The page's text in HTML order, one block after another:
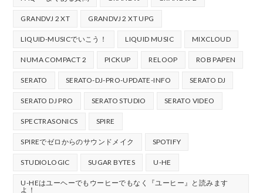
GRANDVJ 2 XT GRANDVJ 2 XT UPG
LIQUID-MUSICでいこう！ LIQUID MUSIC MIXCLOUD
NUMA COMPACT 2 PICKUP RELOOP ROB PAPEN
SERATO SERATO-DJ-PRO-UPDATE-INFO SERATO DJ
SERATO DJ PRO SERATO STUDIO SERATO VIDEO
SPECTRASONICS SPIRE
SPIREでゼロからのサウンドメイク SPOTIFY
STUDIOLOGIC SUGAR BYTES U-HE
U-HEはユーヘーでもウーヒーでもなく『ユーヒー』と読みます
よ！